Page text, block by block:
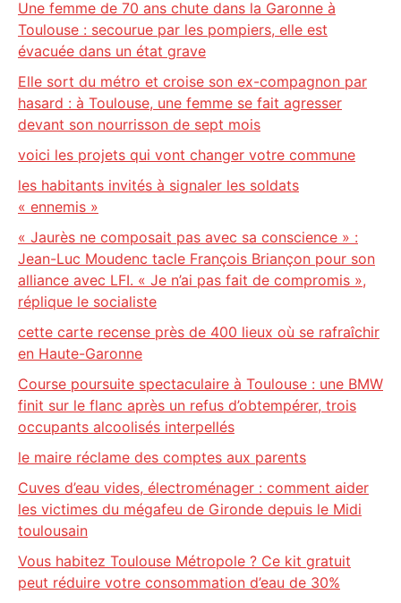
Une femme de 70 ans chute dans la Garonne à
Toulouse : secourue par les pompiers, elle est
évacuée dans un état grave
Elle sort du métro et croise son ex-compagnon par
hasard : à Toulouse, une femme se fait agresser
devant son nourrisson de sept mois
voici les projets qui vont changer votre commune
les habitants invités à signaler les soldats
« ennemis »
« Jaurès ne composait pas avec sa conscience » :
Jean-Luc Moudenc tacle François Briançon pour son
alliance avec LFI. « Je n’ai pas fait de compromis »,
réplique le socialiste
cette carte recense près de 400 lieux où se rafraîchir
en Haute-Garonne
Course poursuite spectaculaire à Toulouse : une BMW
finit sur le flanc après un refus d’obtempérer, trois
occupants alcoolisés interpellés
le maire réclame des comptes aux parents
Cuves d’eau vides, électroménager : comment aider
les victimes du mégafeu de Gironde depuis le Midi
toulousain
Vous habitez Toulouse Métropole ? Ce kit gratuit
peut réduire votre consommation d’eau de 30%